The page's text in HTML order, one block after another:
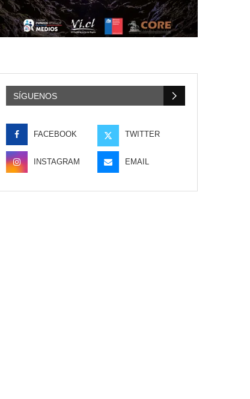
SÍGUENOS
FACEBOOK TWITTER
INSTAGRAM EMAIL